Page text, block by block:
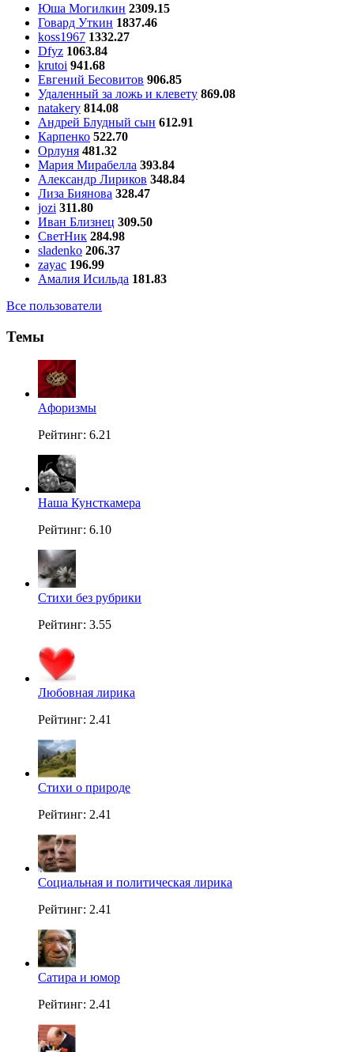
Юша Могилкин 2309.15
Говард Уткин 1837.46
koss1967 1332.27
Dfyz 1063.84
krutoi 941.68
Евгений Бесовитов 906.85
Удаленный за ложь и клевету 869.08
natakery 814.08
Андрей Блудный сын 612.91
Карпенко 522.70
Орлуня 481.32
Мария Мирабелла 393.84
Александр Лириков 348.84
Лиза Биянова 328.47
jozi 311.80
Иван Близнец 309.50
СветНик 284.98
sladenko 206.37
zayac 196.99
Амалия Исильда 181.83
Все пользователи
Темы
Aфоризмы
Рейтинг: 6.21
Наша Кунсткамера
Рейтинг: 6.10
Стихи без рубрики
Рейтинг: 3.55
Любовная лирика
Рейтинг: 2.41
Стихи о природе
Рейтинг: 2.41
Социальная и политическая лирика
Рейтинг: 2.41
Сатира и юмор
Рейтинг: 2.41